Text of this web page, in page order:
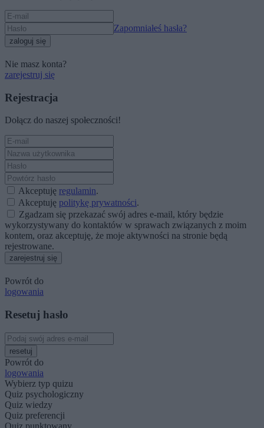
Zapomniałeś hasła?
zaloguj się
Nie masz konta?
zarejestruj się
Rejestracja
Dołącz do naszej społeczności!
Akceptuję regulamin.
Akceptuję politykę prywatności.
Zgadzam się przekazać swój adres e-mail, który będzie
wykorzystywany do kontaktów w sprawach związanych z moim
kontem, oraz akceptuję, że moje aktywności na stronie będą
rejestrowane.
zarejestruj się
Powrót do
logowania
Resetuj hasło
resetuj
Powrót do
logowania
Wybierz typ quizu
Quiz psychologiczny
Quiz wiedzy
Quiz preferencji
Quiz punktowany